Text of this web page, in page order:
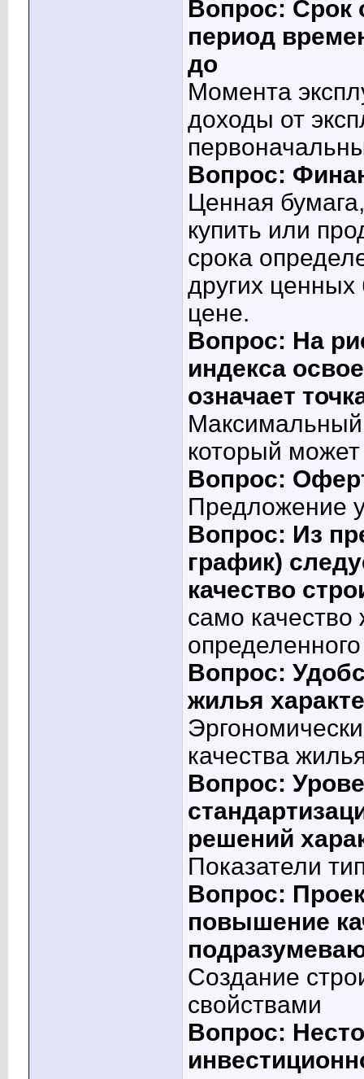
Вопрос: Срок
период
до
Момента
доходы от
Вопрос:
Ценная
купить или
срока
других
цене.
Вопрос: На
индекса
означает
Максимальный
который
Вопрос:
Предложение
Вопрос: Из
график)
качество
само
Вопрос:
жилья
качества
Вопрос:
решений
Показатели
Вопрос:
повышение
Создание
свойствами
Вопрос: